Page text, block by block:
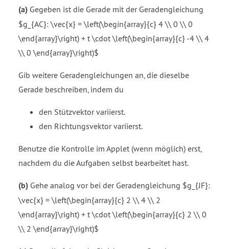
(a) Gegeben ist die Gerade mit der Geradengleichung
$g_{AC}: \vec{x} = \left(\begin{array}{c} 4 \\ 0 \\ 0
\end{array}\right) + t \cdot \left(\begin{array}{c} -4 \\ 4
\\ 0 \end{array}\right)$
Gib weitere Geradengleichungen an, die dieselbe
Gerade beschreiben, indem du
den Stützvektor variierst.
den Richtungsvektor variierst.
Benutze die Kontrolle im Applet (wenn möglich) erst,
nachdem du die Aufgaben selbst bearbeitet hast.
(b) Gehe analog vor bei der Geradengleichung $g_{JF}:
\vec{x} = \left(\begin{array}{c} 2 \\ 4 \\ 2
\end{array}\right) + t \cdot \left(\begin{array}{c} 2 \\ 0
\\ 2 \end{array}\right)$